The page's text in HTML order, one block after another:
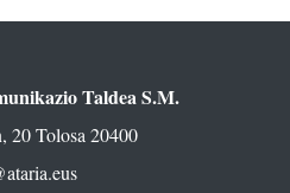
Taldea S.M.
20 Tolosa 20400